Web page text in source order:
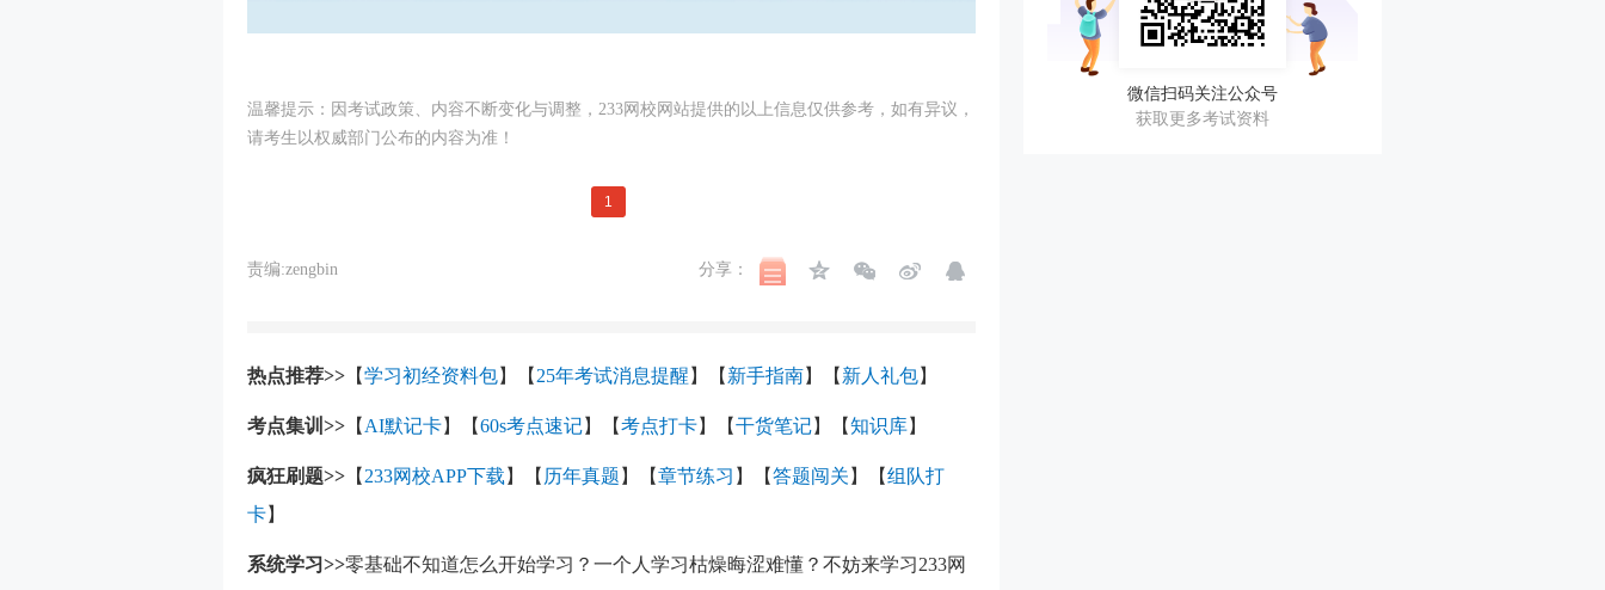
温馨提示：因考试政策、内容不断变化与调整，233网校网站提供的以上信息仅供参考，如有异议，
请考生以权威部门公布的内容为准！
1
责编:zengbin 分享：
热点推荐>> 【学习初经资料包】【 25年考试消息提醒 】 【 新手指南】 【 新人礼包】
考点集训>> 【 AI默记卡】【60s考点速记】【考点打卡】【干货笔记】 【知识库】
疯狂刷题>> 【 233网校APP下载 】 【 历年真题 】 【章节练习 】 【答题闯关 】【组队打
卡】
系统学习>>零基础不知道怎么开始学习？一个人学习枯燥晦涩难懂？不妨来学习233网
微信扫码关注公众号
获取更多考试资料